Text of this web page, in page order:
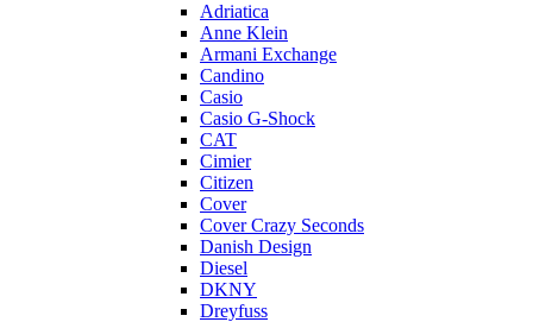
Adriatica
Anne Klein
Armani Exchange
Candino
Casio
Casio G-Shock
CAT
Cimier
Citizen
Cover
Cover Crazy Seconds
Danish Design
Diesel
DKNY
Dreyfuss